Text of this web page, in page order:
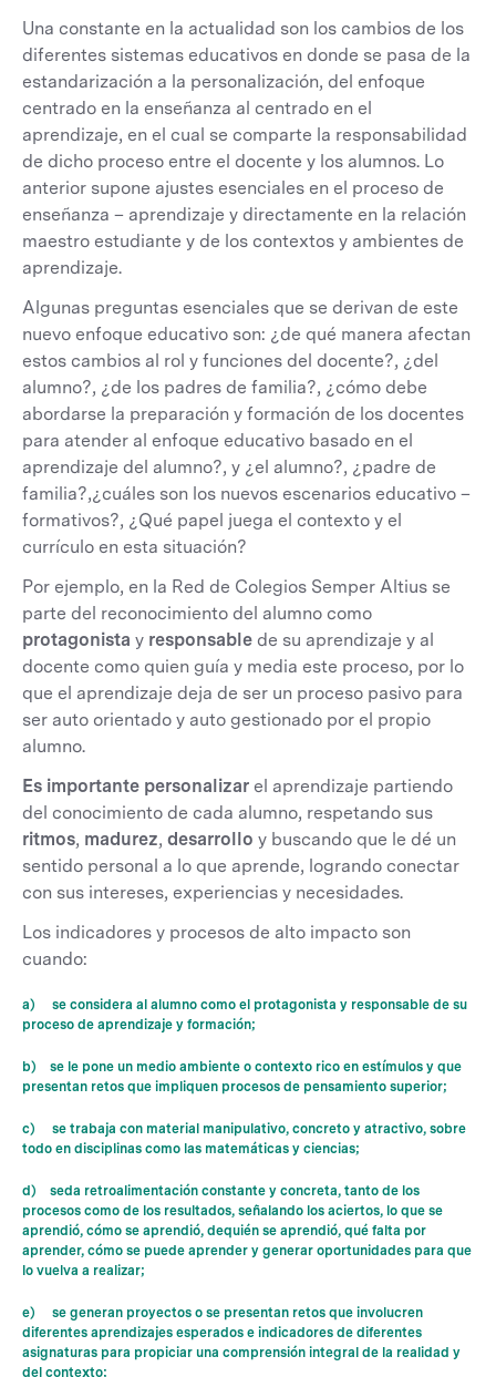
Una constante en la actualidad son los cambios de los
diferentes sistemas educativos en donde se pasa de la
estandarización a la personalización, del enfoque
centrado en la enseñanza al centrado en el
aprendizaje, en el cual se comparte la responsabilidad
de dicho proceso entre el docente y los alumnos. Lo
anterior supone ajustes esenciales en el proceso de
enseñanza – aprendizaje y directamente en la relación
maestro estudiante y de los contextos y ambientes de
aprendizaje.
Algunas preguntas esenciales que se derivan de este
nuevo enfoque educativo son: ¿de qué manera afectan
estos cambios al rol y funciones del docente?, ¿del
alumno?, ¿de los padres de familia?, ¿cómo debe
abordarse la preparación y formación de los docentes
para atender al enfoque educativo basado en el
aprendizaje del alumno?, y ¿el alumno?, ¿padre de
familia?,¿cuáles son los nuevos escenarios educativo –
formativos?, ¿Qué papel juega el contexto y el
currículo en esta situación?
Por ejemplo, en la Red de Colegios Semper Altius se
parte del reconocimiento del alumno como
protagonista y responsable de su aprendizaje y al
docente como quien guía y media este proceso, por lo
que el aprendizaje deja de ser un proceso pasivo para
ser auto orientado y auto gestionado por el propio
alumno.
Es importante personalizar el aprendizaje partiendo
del conocimiento de cada alumno, respetando sus
ritmos, madurez, desarrollo y buscando que le dé un
sentido personal a lo que aprende, logrando conectar
con sus intereses, experiencias y necesidades.
Los indicadores y procesos de alto impacto son
cuando:
a) se considera al alumno como el protagonista y responsable de su
proceso de aprendizaje y formación;
b) se le pone un medio ambiente o contexto rico en estímulos y que
presentan retos que impliquen procesos de pensamiento superior;
c) se trabaja con material manipulativo, concreto y atractivo, sobre
todo en disciplinas como las matemáticas y ciencias;
d) seda retroalimentación constante y concreta, tanto de los
procesos como de los resultados, señalando los aciertos, lo que se
aprendió, cómo se aprendió, dequién se aprendió, qué falta por
aprender, cómo se puede aprender y generar oportunidades para que
lo vuelva a realizar;
e) se generan proyectos o se presentan retos que involucren
diferentes aprendizajes esperados e indicadores de diferentes
asignaturas para propiciar una comprensión integral de la realidad y
del contexto;